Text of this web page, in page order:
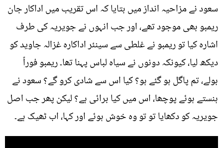
سعود نے مزاحیہ انداز میں بتایا کہ اس تقریب میں اداکار جان
ریمبو بھی موجود تھے، اور جب انہوں نے جویریہ کی طرف
اشارہ کیا تو ریمبو نے غلطی سے سینئر اداکارہ غزالہ جاوید کو
دیکھ لیا، کیونکہ دونوں نے سیاہ لباس پہنا تھا۔ ریمبو فوراً
بولے، تم پاگل ہو گئے ہو؟ کیا اس سے شادی کرو گے؟ سعود نے
ہنستے ہوئے پوچھا، اس میں کیا برائی ہے؟ لیکن پھر جب اصل
جویریہ کو دکھایا تو تو وہ خوش ہوئے اور کہا، اب ٹھیک ہے۔